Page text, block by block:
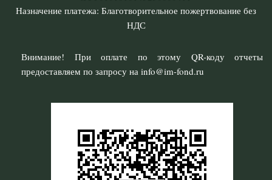
Назначение платежа: Благотворительное пожертвование без
НДС
Внимание! При оплате по этому QR-коду отчеты
предоставляем по запросу на info@im-fond.ru